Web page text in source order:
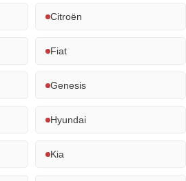
Citroën
Fiat
Genesis
Hyundai
Kia